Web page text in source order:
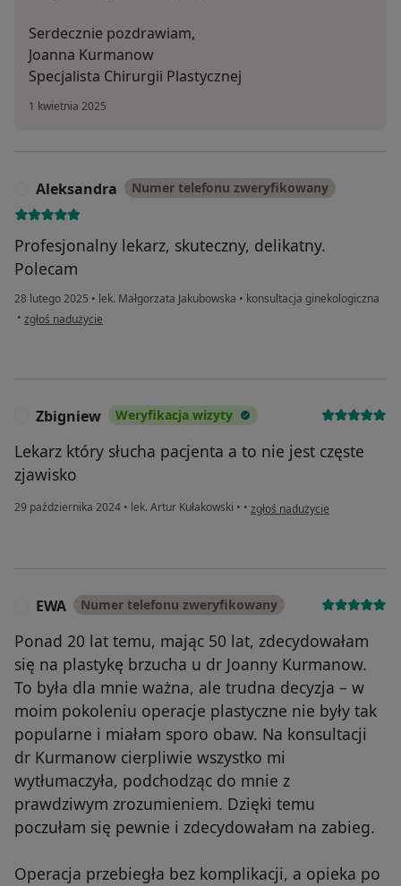
Serdecznie pozdrawiam,
Joanna Kurmanow
Specjalista Chirurgii Plastycznej
1 kwietnia 2025
Aleksandra Numer telefonu zweryfikowany
Profesjonalny lekarz, skuteczny, delikatny.
Polecam
28 lutego 2025 • lek. Małgorzata Jakubowska • konsultacja ginekologiczna
• w opinii użytkownika Aleksandra
zgłoś nadużycie
Zbigniew Weryfikacja wizyty
Lekarz który słucha pacjenta a to nie jest częste
zjawisko
29 października 2024 • lek. Artur Kułakowski • • w opinii użytkownika Zbigniew
zgłoś nadużycie
EWA Numer telefonu zweryfikowany
Ponad 20 lat temu, mając 50 lat, zdecydowałam
się na plastykę brzucha u dr Joanny Kurmanow.
To była dla mnie ważna, ale trudna decyzja – w
moim pokoleniu operacje plastyczne nie były tak
popularne i miałam sporo obaw. Na konsultacji
dr Kurmanow cierpliwie wszystko mi
wytłumaczyła, podchodząc do mnie z
prawdziwym zrozumieniem. Dzięki temu
poczułam się pewnie i zdecydowałam na zabieg.
Operacja przebiegła bez komplikacji, a opieka po